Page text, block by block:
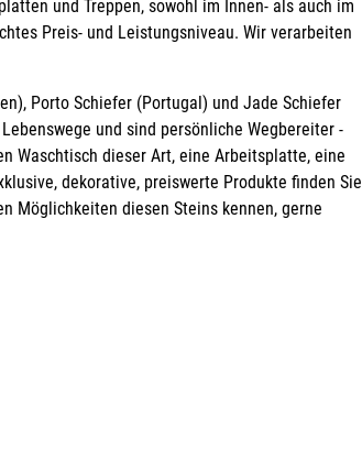
und Treppen, sowohl im Innen- als auch im
Preis- und Leistungsniveau. Wir verarbeiten
Porto Schiefer (Portugal) und Jade Schiefer
und sind persönliche Wegbereiter -
Waschtisch dieser Art, eine Arbeitsplatte, eine
dekorative, preiswerte Produkte finden Sie
Möglichkeiten diesen Steins kennen, gerne